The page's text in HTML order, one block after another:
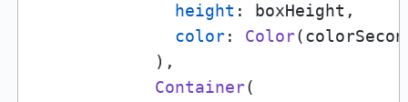
height : boxHeight,
color: Color
            ),
Container(